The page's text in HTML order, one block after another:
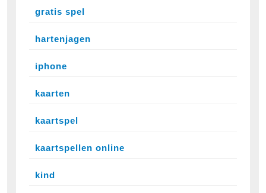
gratis spel
hartenjagen
iphone
kaarten
kaartspel
kaartspellen online
kind